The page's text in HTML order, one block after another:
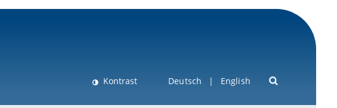
Kontrast Deutsch English